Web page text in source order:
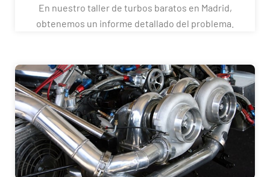
En nuestro taller de turbos baratos en Madrid,
obtenemos un informe detallado del problema.